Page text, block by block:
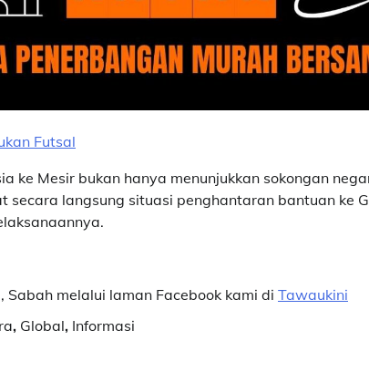
Futsal
ke Mesir bukan hanya menunjukkan sokongan
secara langsung situasi penghantaran bantuan ke
melalui laman Facebook kami di Tawaukini
, Global, Informasi